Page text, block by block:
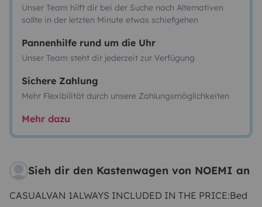
Unser Team hilft dir bei der Suche nach Alternativen
sollte in der letzten Minute etwas schiefgehen
Pannenhilfe rund um die Uhr
Unser Team steht dir jederzeit zur Verfügung
Sichere Zahlung
Mehr Flexibilität durch unsere Zahlungsmöglichkeiten
Mehr dazu
Sieh dir den Kastenwagen von NOEMI an
CASUALVAN 1ALWAYS INCLUDED IN THE PRICE:Bed